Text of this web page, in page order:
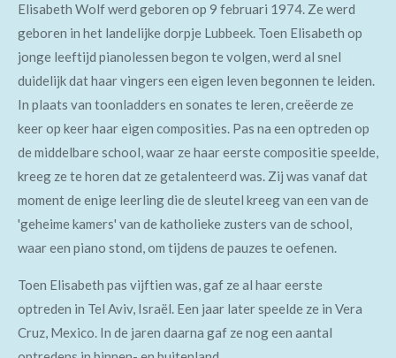
Elisabeth Wolfwerd geboren op 9 februari 1974. Ze werd
geboren in het landelijke dorpje Lubbeek. Toen Elisabeth op
jonge leeftijd pianolessen begon te volgen, werd al snel
duidelijk dat haar vingers een eigen leven begonnen te leiden.
In plaats van toonladders en sonates te leren, creëerde ze
keer op keer haar eigen composities. Pas na een optreden op
de middelbare school, waar ze haar eerste compositie speelde,
kreeg ze te horen dat ze getalenteerd was. Zij was vanaf dat
moment de enige leerling die de sleutel kreeg van een van de
'geheime kamers' van de katholieke zusters van de school,
waar een piano stond, om tijdens de pauzes te oefenen.
Toen Elisabeth pas vijftien was, gaf ze al haar eerste
optreden in Tel Aviv, Israël. Een jaar later speelde ze in Vera
Cruz, Mexico. In de jaren daarna gaf ze nog een aantal